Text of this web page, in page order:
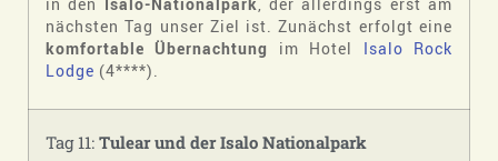
nächsten Tag unser Ziel ist. Zunächst erfolgt eine
komfortable Übernachtung
im Hotel Isalo Rock
Lodge (4****).
Tag 11: Tulear und der Isalo Nationalpark